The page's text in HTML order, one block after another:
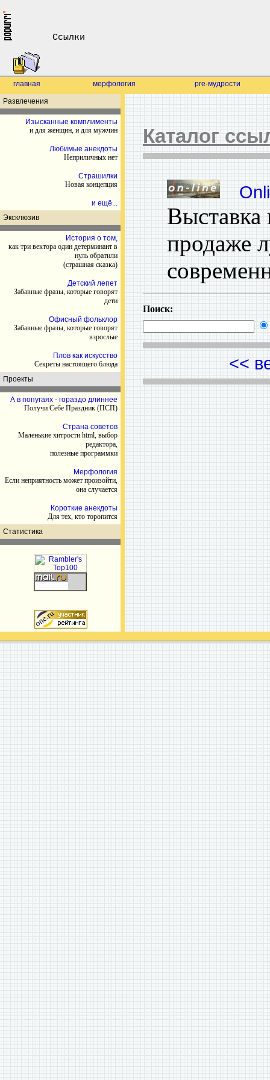
Ссылки
главная мерфология pre-мудрости
Развлечения
Изысканные комплименты
и для женщин, и для мужчин
Любимые анекдоты
Неприличных нет
Страшилки
Новая концепция
и ещё...
Эксклюзив
История о том,
как три вектора один детерминант в
нуль обратили
(страшная сказка)
Детский лепет
Забавные фразы, которые говорят
дети
Офисный фольклор
Забавные фразы, которые говорят
взрослые
Плов как искусство
Секреты настоящего блюда
Проекты
А в попугаях - гораздо длиннее
Получи Себе Праздник (ПСП)
Страна советов
Маленькие хитрости html, выбор
редактора,
полезные программки
Мерфология
Если неприятность может произойти,
она случается
Короткие анекдоты
Для тех, кто торопится
Статистика
Каталог
Выставка
продаже
Поиск:
<<